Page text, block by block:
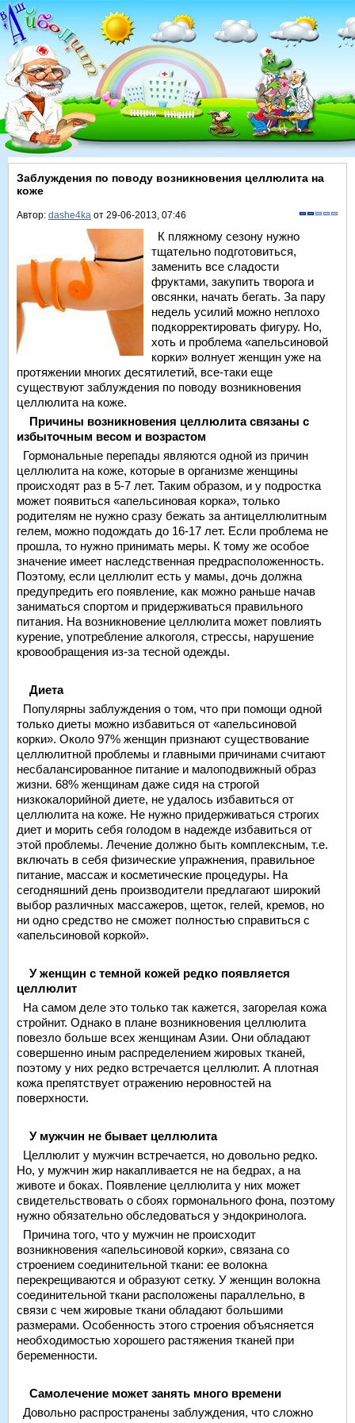
Заблуждения по поводу возникновения целлюлита на
коже
Автор: dashe4ka от 29-06-2013, 07:46
К пляжному сезону нужно
тщательно подготовиться,
заменить все сладости
фруктами, закупить творога и
овсянки, начать бегать. За пару
недель усилий можно неплохо
подкорректировать фигуру. Но,
хоть и проблема «апельсиновой
корки» волнует женщин уже на
протяжении многих десятилетий, все-таки еще
существуют заблуждения по поводу возникновения
целлюлита на коже.
Причины возникновения целлюлита связаны с
избыточным весом и возрастом
Гормональные перепады являются одной из причин
целлюлита на коже, которые в организме женщины
происходят раз в 5-7 лет. Таким образом, и у подростка
может появиться «апельсиновая корка», только
родителям не нужно сразу бежать за антицеллюлитным
гелем, можно подождать до 16-17 лет. Если проблема не
прошла, то нужно принимать меры. К тому же особое
значение имеет наследственная предрасположенность.
Поэтому, если целлюлит есть у мамы, дочь должна
предупредить его появление, как можно раньше начав
заниматься спортом и придерживаться правильного
питания. На возникновение целлюлита может повлиять
курение, употребление алкоголя, стрессы, нарушение
кровообращения из-за тесной одежды.
Диета
Популярны заблуждения о том, что при помощи одной
только диеты можно избавиться от «апельсиновой
корки». Около 97% женщин признают существование
целлюлитной проблемы и главными причинами считают
несбалансированное питание и малоподвижный образ
жизни. 68% женщинам даже сидя на строгой
низкокалорийной диете, не удалось избавиться от
целлюлита на коже. Не нужно придерживаться строгих
диет и морить себя голодом в надежде избавиться от
этой проблемы. Лечение должно быть комплексным, т.е.
включать в себя физические упражнения, правильное
питание, массаж и косметические процедуры. На
сегодняшний день производители предлагают широкий
выбор различных массажеров, щеток, гелей, кремов, но
ни одно средство не сможет полностью справиться с
«апельсиновой коркой».
У женщин с темной кожей редко появляется
целлюлит
На самом деле это только так кажется, загорелая кожа
стройнит. Однако в плане возникновения целлюлита
повезло больше всех женщинам Азии. Они обладают
совершенно иным распределением жировых тканей,
поэтому у них редко встречается целлюлит. А плотная
кожа препятствует отражению неровностей на
поверхности.
У мужчин не бывает целлюлита
Целлюлит у мужчин встречается, но довольно редко.
Но, у мужчин жир накапливается не на бедрах, а на
животе и боках. Появление целлюлита у них может
свидетельствовать о сбоях гормонального фона, поэтому
нужно обязательно обследоваться у эндокринолога.
Причина того, что у мужчин не происходит
возникновения «апельсиновой корки», связана со
строением соединительной ткани: ее волокна
перекрещиваются и образуют сетку. У женщин волокна
соединительной ткани расположены параллельно, в
связи с чем жировые ткани обладают большими
размерами. Особенность этого строения объясняется
необходимостью хорошего растяжения тканей при
беременности.
Самолечение может занять много времени
Довольно распространены заблуждения, что сложно